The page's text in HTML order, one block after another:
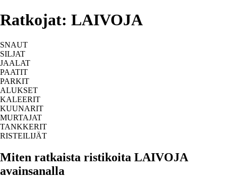
Ratkojat: LAIVOJA
SNAUT
SILJAT
JAALAT
PAATIT
PARKIT
ALUKSET
KALEERIT
KUUNARIT
MURTAJAT
TANKKERIT
RISTEILIJÄT
Miten ratkaista ristikoita LAIVOJA
avainsanalla